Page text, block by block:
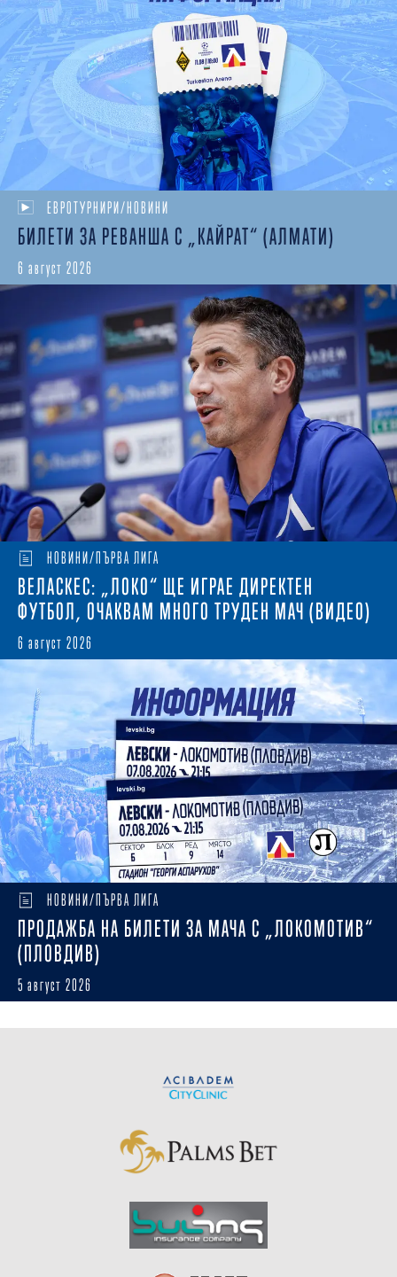
ЕВРОТУРНИРИ/НОВИНИ
БИЛЕТИ ЗА РЕВАНША С „КАЙРАТ“ (АЛМАТИ)
6 август 2026
НОВИНИ/ПЪРВА ЛИГА
ВЕЛАСКЕС: „ЛОКО“ ЩЕ ИГРАЕ ДИРЕКТЕН
ФУТБОЛ, ОЧАКВАМ МНОГО ТРУДЕН МАЧ (ВИДЕО)
6 август 2026
НОВИНИ/ПЪРВА ЛИГА
ПРОДАЖБА НА БИЛЕТИ ЗА МАЧА С „ЛОКОМОТИВ“
(ПЛОВДИВ)
5 август 2026